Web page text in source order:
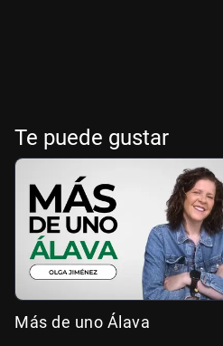
Te puede gustar
Más de uno Álava